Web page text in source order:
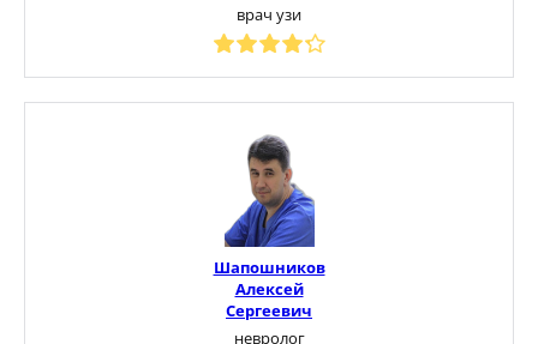
врач узи
Шапошников
Алексей
Сергеевич
невролог